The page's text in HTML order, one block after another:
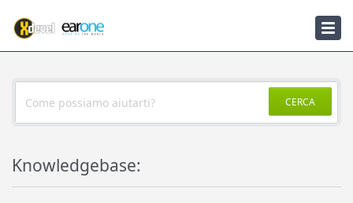
Notizie
CERCA
Knowledgebase: